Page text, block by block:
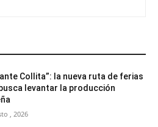
Collita”: la nueva ruta de ferias
levantar la producción
, 2026